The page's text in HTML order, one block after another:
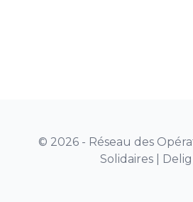
© 2026 - Réseau des
Solidaires |